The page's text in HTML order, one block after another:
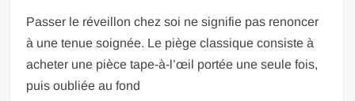
Passer le réveillon chez soi ne signifie pas renoncer
à une tenue soignée. Le piège classique consiste à
acheter une pièce tape-à-l’œil portée une seule fois,
puis oubliée au fond